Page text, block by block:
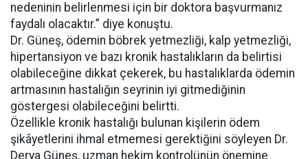
nedeninin belirlenmesi için bir doktora başvurmanız
faydalı olacaktır.” diye konuştu.
Dr. Güneş, ödemin böbrek yetmezliği, kalp yetmezliği,
hipertansiyon ve bazı kronik hastalıkların da belirtisi
olabileceğine dikkat çekerek, bu hastalıklarda ödemin
artmasının hastalığın seyrinin iyi gitmediğinin
göstergesi olabileceğini belirtti.
Özellikle kronik hastalığı bulunan kişilerin ödem
şikâyetlerini ihmal etmemesi gerektiğini söyleyen Dr.
Derya Güneş, uzman hekim kontrolünün önemine